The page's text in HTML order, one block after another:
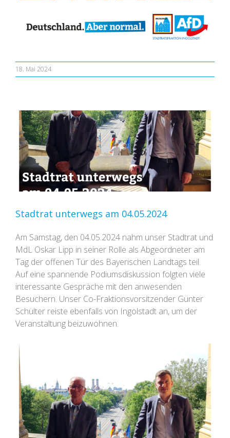
18. Mai 2024
Stadtrat unterwegs am 04.05.2024
Am Samstag, den 04.05.2024 nahm unser Stadtrat und
MdL Oskar Lipp in seiner Rolle als Abgeordneter am
Tag der offenen Tür des Bayerischen Landtags teil.
Auf eine spannende Podiumsdiskussion folgten viele
interessante Gespräche mit den anwesenden
Besuchern. Unser Co-Fraktionsvorsitzender Günter
Schülter reiste ebenfalls von Ingolstadt an, um der
Veranstaltung beizuwohnen.